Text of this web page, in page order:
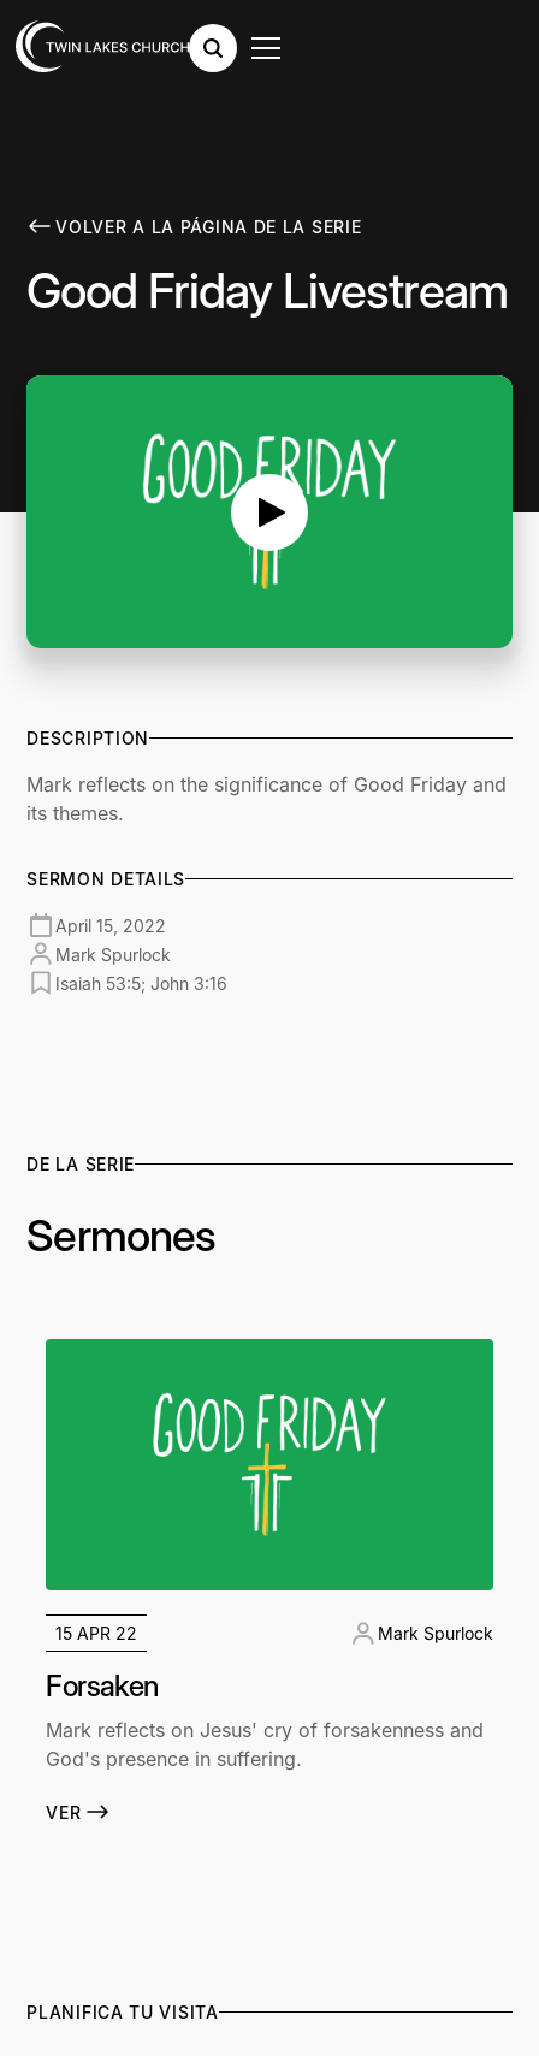
VOLVER A LA PÁGINA DE LA SERIE
Good Friday Livestream
DESCRIPTION
Mark reflects on the significance of Good Friday and
its themes.
SERMON DETAILS
April 15, 2022
Mark Spurlock
Isaiah 53:5; John 3:16
DE LA SERIE
Sermones
15 APR 22 Mark Spurlock
Forsaken
Mark reflects on Jesus' cry of forsakenness and
God's presence in suffering.
VER
PLANIFICA TU VISITA